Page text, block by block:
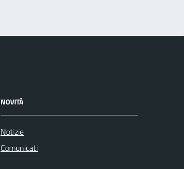
NOVITÀ
Notizie
Comunicati